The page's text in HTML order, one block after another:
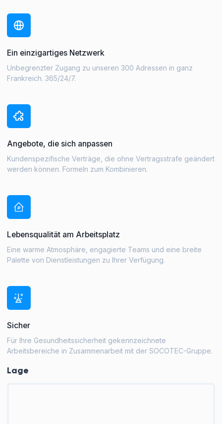
Ein einzigartiges Netzwerk
Unbegrenzter Zugang zu unseren 300 Adressen in ganz
Frankreich. 365/24/7.
Angebote, die sich anpassen
Kundenspezifische Verträge, die ohne Vertragsstrafe geändert
werden können. Formeln zum Kombinieren.
Lebensqualität am Arbeitsplatz
Eine warme Atmosphäre, engagierte Teams und eine breite
Palette von Dienstleistungen zu Ihrer Verfügung.
Sicher
Für Ihre Gesundheitssicherheit gekennzeichnete
Arbeitsbereiche in Zusammenarbeit mit der SOCOTEC-Gruppe.
Lage